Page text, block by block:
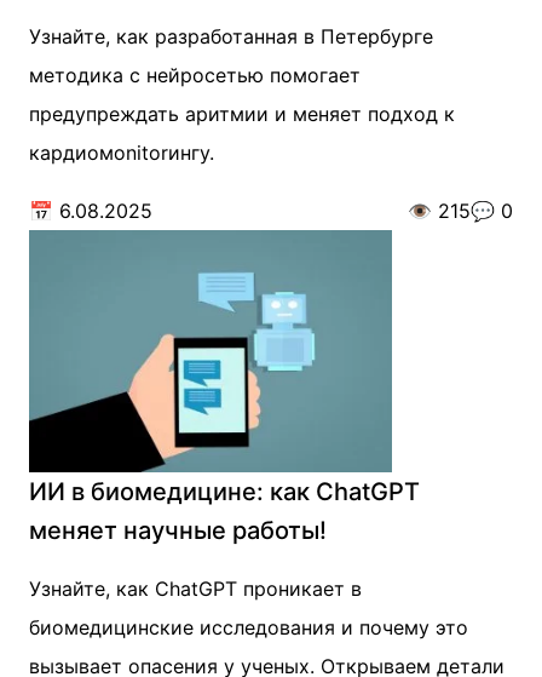
Узнайте, как разработанная в Петербурге
методика с нейросетью помогает
предупреждать аритмии и меняет подход к
кардиомonitorингу.
📅 6.08.2025 👁️ 215💬 0
ИИ в биомедицине: как ChatGPT
меняет научные работы!
Узнайте, как ChatGPT проникает в
биомедицинские исследования и почему это
вызывает опасения у ученых. Открываем детали